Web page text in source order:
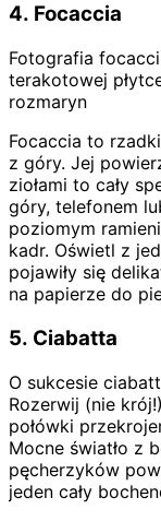
4. Focaccia
Fotografia
terakotowej
rozmaryn
Focaccia to
z góry. Jej
ziołami to cały
góry, telefonem
poziomym
kadr. Oświetl z
pojawiły się
na papierze do
5. Ciabatta
O sukcesie
Rozerwij (nie
połówki
Mocne światło z
pęcherzyków
jeden cały